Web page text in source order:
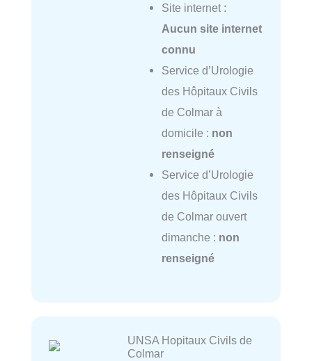
Site internet :
Aucun site internet
connu
Service d’Urologie
des Hôpitaux Civils
de Colmar à
domicile : non
renseigné
Service d’Urologie
des Hôpitaux Civils
de Colmar ouvert
dimanche : non
renseigné
UNSA Hopitaux Civils de
Colmar